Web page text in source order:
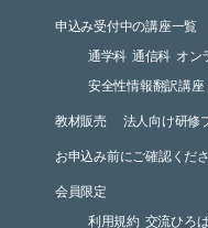
申込み受付中の講座一覧
通学科 通信科 オン
安全性情報翻訳講座
教材販売 法人向け研修
お申込み前にご確認くだ
会員限定
利用規約 交流ひろ